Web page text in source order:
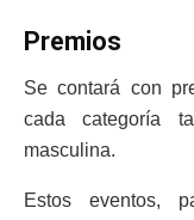
Premios
Se contará con
cada categoría
masculina.
Estos eventos,